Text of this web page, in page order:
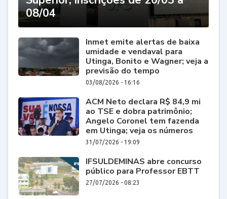
08/04
Inmet emite alertas de baixa
umidade e vendaval para
Utinga, Bonito e Wagner; veja a
previsão do tempo
03/08/2026 - 16:16
ACM Neto declara R$ 84,9 mi
ao TSE e dobra patrimônio;
Angelo Coronel tem fazenda
em Utinga; veja os números
31/07/2026 - 19:09
IFSULDEMINAS abre concurso
público para Professor EBTT
27/07/2026 - 08:23